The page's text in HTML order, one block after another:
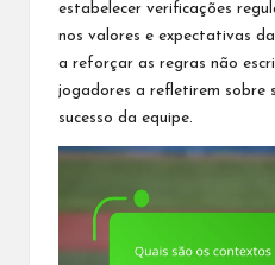
estabelecer verificações
nos valores e expectativas
a reforçar as regras não
jogadores a refletirem sobre
sucesso da equipe.